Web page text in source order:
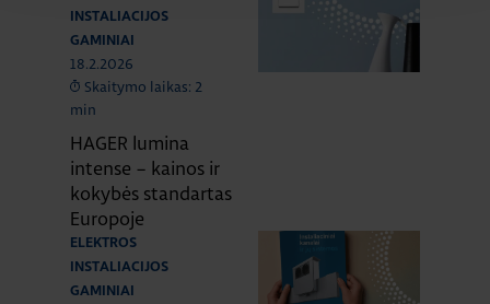
INSTALIACIJOS
GAMINIAI
18.2.2026
Skaitymo laikas: 2
min
HAGER lumina
intense – kainos ir
kokybės standartas
Europoje
ELEKTROS
INSTALIACIJOS
GAMINIAI